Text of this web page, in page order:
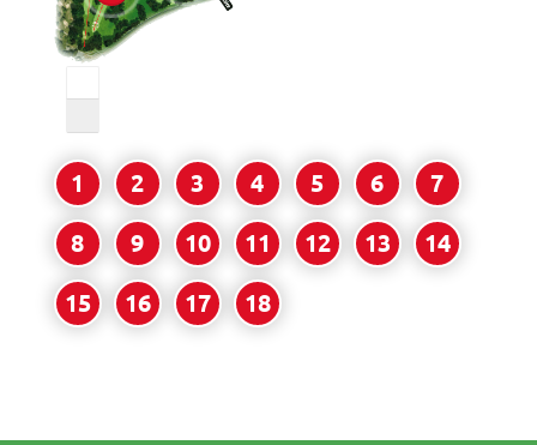
1 2 3 4 5 6
7
8
9 10 11 12 13
14
15
16 17 18